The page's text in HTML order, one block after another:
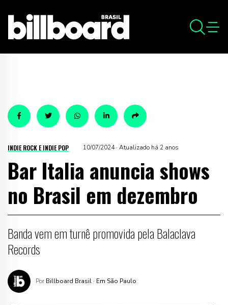
INDIE ROCK E INDIE POP 10/07/2024 · Atualizado há 2 anos
Bar Italia anuncia shows
no Brasil em dezembro
Banda vem em turnê promovida pela Balaclava
Records
Por Billboard Brasil · Em São Paulo